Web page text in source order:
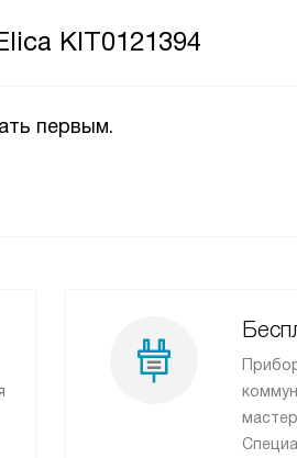
KIT0121394
первым.